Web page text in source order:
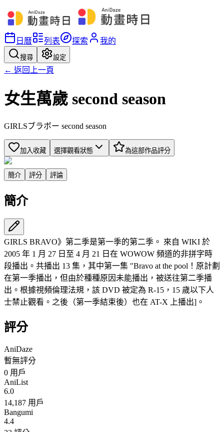
日曆 列表 探索 我的
搜尋 設定
← 返回上一頁
女生萬歲 second season
GIRLSブラボー second season
加入收藏 選擇觀看狀態 為這部作品評分
簡介 評分 評論
簡介
GIRLS BRAVO》第二季是第一季的第二季。 來自 WIKI 於
2005 年 1 月 27 日至 4 月 21 日在 WOWOW 頻道的非拼字時
段播出。共播出 13 集，其中第一集 "Bravo at the pool！原計劃
在第一季播出，但由於種種原因未能播出，被送往第二季播
出。根據視頻倫理法規，該 DVD 被定為 R-15，15 歲以下人
士禁止觀看。之後（第一季結束後）也在 AT-X 上播出]。
評分
AniDaze
暫無評分
0 用戶
AniList
6.0
14,187 用戶
Bangumi
4.4